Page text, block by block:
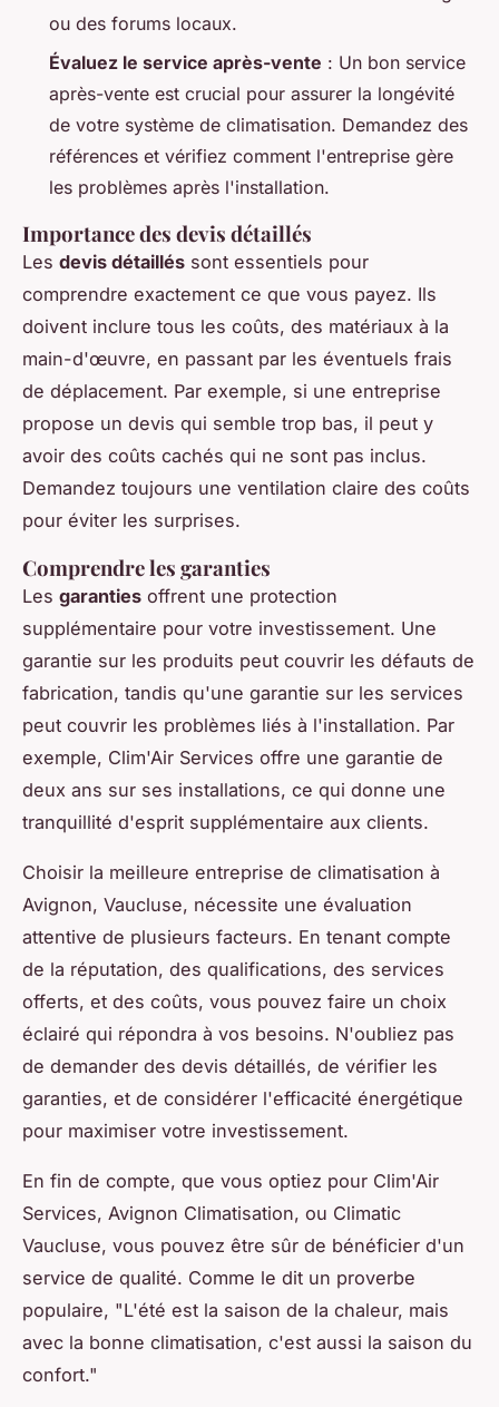
ou des forums locaux.
Évaluez le service après-vente : Un bon service
après-vente est crucial pour assurer la longévité
de votre système de climatisation. Demandez des
références et vérifiez comment l'entreprise gère
les problèmes après l'installation.
Importance des devis détaillés
Les devis détaillés sont essentiels pour
comprendre exactement ce que vous payez. Ils
doivent inclure tous les coûts, des matériaux à la
main-d'œuvre, en passant par les éventuels frais
de déplacement. Par exemple, si une entreprise
propose un devis qui semble trop bas, il peut y
avoir des coûts cachés qui ne sont pas inclus.
Demandez toujours une ventilation claire des coûts
pour éviter les surprises.
Comprendre les garanties
Les garanties offrent une protection
supplémentaire pour votre investissement. Une
garantie sur les produits peut couvrir les défauts de
fabrication, tandis qu'une garantie sur les services
peut couvrir les problèmes liés à l'installation. Par
exemple, Clim'Air Services offre une garantie de
deux ans sur ses installations, ce qui donne une
tranquillité d'esprit supplémentaire aux clients.
Choisir la meilleure entreprise de climatisation à
Avignon, Vaucluse, nécessite une évaluation
attentive de plusieurs facteurs. En tenant compte
de la réputation, des qualifications, des services
offerts, et des coûts, vous pouvez faire un choix
éclairé qui répondra à vos besoins. N'oubliez pas
de demander des devis détaillés, de vérifier les
garanties, et de considérer l'efficacité énergétique
pour maximiser votre investissement.
En fin de compte, que vous optiez pour Clim'Air
Services, Avignon Climatisation, ou Climatic
Vaucluse, vous pouvez être sûr de bénéficier d'un
service de qualité. Comme le dit un proverbe
populaire, "L'été est la saison de la chaleur, mais
avec la bonne climatisation, c'est aussi la saison du
confort."